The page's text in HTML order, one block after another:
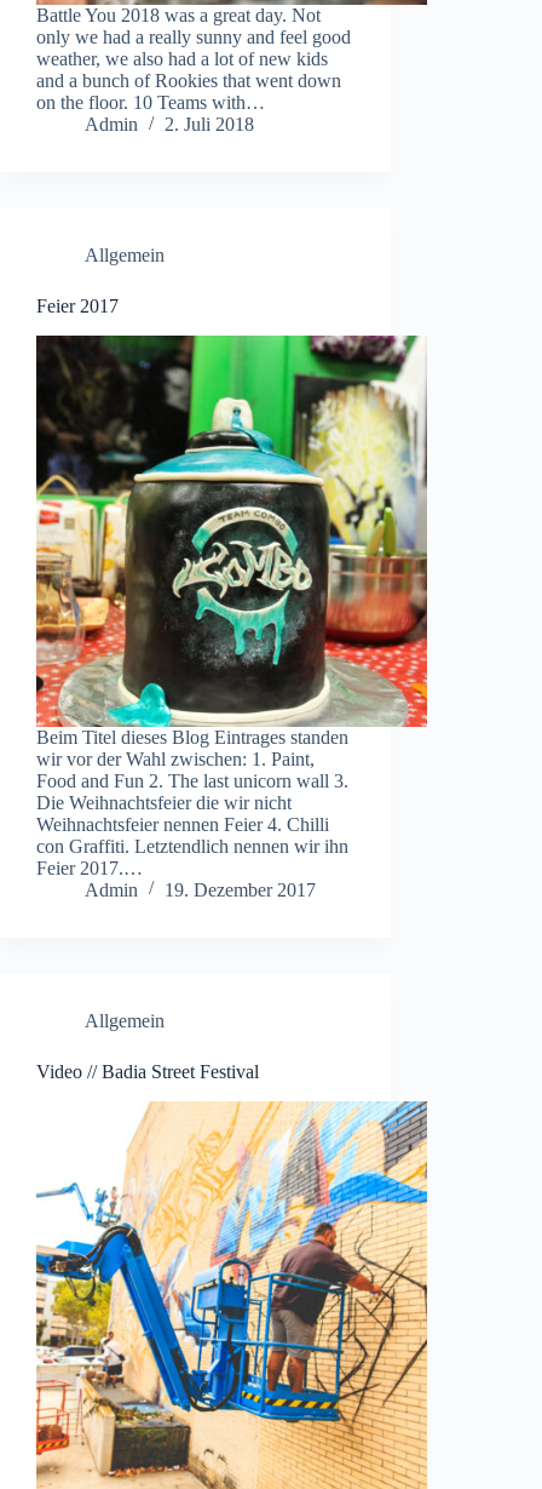
Battle You 2018 was a great day. Not
only we had a really sunny and feel good
weather, we also had a lot of new kids
and a bunch of Rookies that went down
on the floor. 10 Teams with…
Admin
2. Juli 2018
Allgemein
Feier 2017
Beim Titel dieses Blog Eintrages standen
wir vor der Wahl zwischen: 1. Paint,
Food and Fun 2. The last unicorn wall 3.
Die Weihnachtsfeier die wir nicht
Weihnachtsfeier nennen Feier 4. Chilli
con Graffiti. Letztendlich nennen wir ihn
Feier 2017.…
Admin
19. Dezember 2017
Allgemein
Video // Badia Street Festival